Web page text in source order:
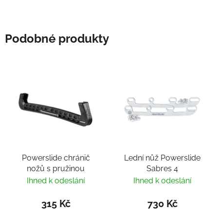
Podobné produkty
Powerslide chránič
nožů s pružinou
Ihned k odeslání
315 Kč
Lední nůž Powerslide
Sabres 4
Ihned k odeslání
730 Kč